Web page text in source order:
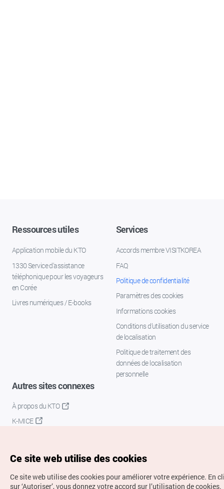
Ressources utiles
Application mobile du KTO
1330 Service d'assistance
téléphonique pour les voyageurs
en Corée
Livres numériques / E-books
Services
Accords membre VISITKOREA
FAQ
Politique de confidentialité
Paramètres des cookies
Informations cookies
Conditions d’utilisation du service
de localisation
Politique de traitement des
données de localisation
personnelle
Autres sites connexes
À propos du KTO
K-MICE
Ce site web utilise des cookies
Ce site web utilise des cookies pour améliorer votre expérience. En
sur ‘Autoriser’, vous donnez votre accord sur l’utilisation de cookies.